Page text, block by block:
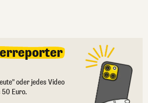
oder jedes Video
50 Euro.